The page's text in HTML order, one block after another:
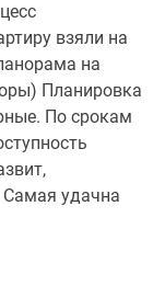
взяли на
на
Планировка
По срокам
Самая удачна